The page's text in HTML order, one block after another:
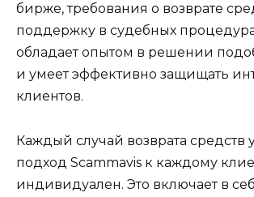
бирже, требования о возврате
поддержку в судебных
обладает опытом в решении
и умеет эффективно защищать
клиентов.
Каждый случай возврата средств
подход Scammavis к каждому
индивидуален. Это включает в